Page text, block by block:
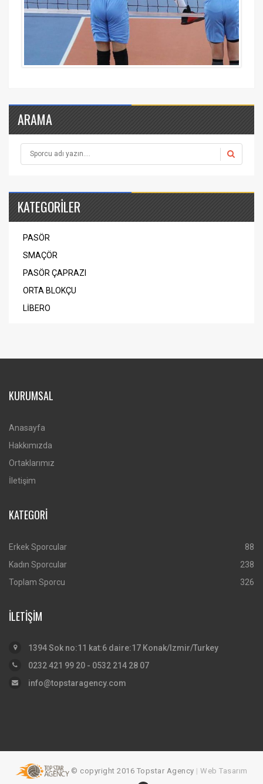
ARAMA
KATEGORİLER
PASÖR
SMAÇÖR
PASÖR ÇAPRAZI
ORTA BLOKÇU
LİBERO
KURUMSAL
Anasayfa
Hakkımızda
Ortaklarımız
İletişim
KATEGORİ
Erkek Sporcular
88
Kadın Sporcular
238
Toplam Sporcu
326
İLETİŞİM
1394 Sok no:11 kat:6 daire:17 Konak/Izmir/Turkey
0232 421 99 20 - 0532 214 28 07
info@topstaragency.com
© copyright 2016 Topstar Agency | Web Tasarım